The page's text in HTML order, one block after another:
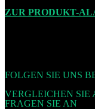
ZUR PRODUKT-
FOLGEN SIE UNS
VERGLEICHEN SIE
FRAGEN SIE AN